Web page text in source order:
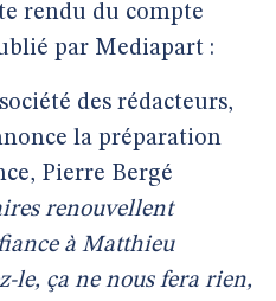
rendu du compte
par Mediapart :
des rédacteurs,
la préparation
Pierre Bergé
renouvellent
à Matthieu
le, ça ne nous fera rien,